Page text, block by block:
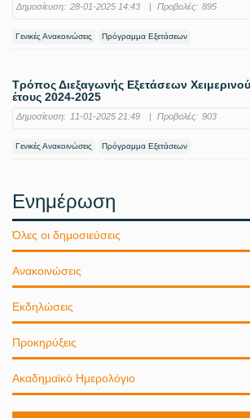
Δημοσίευση: 28-01-2025 14:43 Προβολές: 895
Γενικές Ανακοινώσεις Πρόγραμμα Εξετάσεων
Τρόπος Διεξαγωνής Εξετάσεων
έτους 2024-2025
Δημοσίευση: 11-01-2025 21:49 Προβολές: 903
Γενικές Ανακοινώσεις Πρόγραμμα Εξετάσεων
Ενημέρωση
Όλες οι δημοσιεύσεις
Ανακοινώσεις
Εκδηλώσεις
Προκηρύξεις
Ακαδημαϊκό Ημερολόγιο